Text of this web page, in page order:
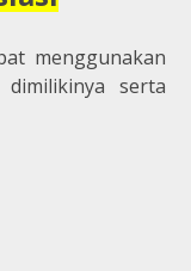
menggunakan
serta